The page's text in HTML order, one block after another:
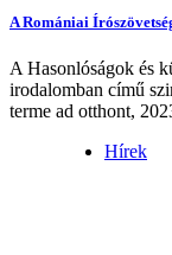
A Romániai
A Hasonlóságok és
irodalomban című
terme ad otthont,
Hírek